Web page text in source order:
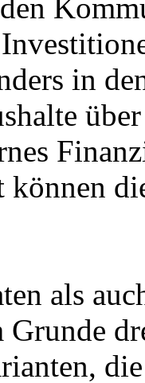
in
können
als
Grunde